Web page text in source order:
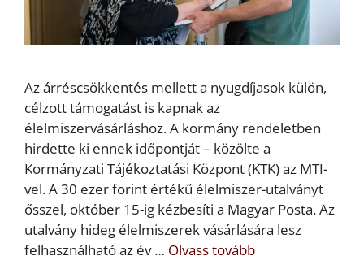
Az árréscsökkentés mellett a nyugdíjasok külön,
célzott támogatást is kapnak az
élelmiszervásárláshoz. A kormány rendeletben
hirdette ki ennek időpontját – közölte a
Kormányzati Tájékoztatási Központ (KTK) az MTI-
vel. A 30 ezer forint értékű élelmiszer-utalványt
ősszel, október 15-ig kézbesíti a Magyar Posta. Az
utalvány hideg élelmiszerek vásárlására lesz
felhasználható az év … Olvass tovább